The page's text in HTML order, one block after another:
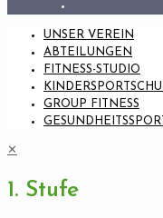
UNSER VEREIN
ABTEILUNGEN
FITNESS-STUDIO
GROUP FITNESS
GESUNDHEITSSPORT
✕
1. Stufe